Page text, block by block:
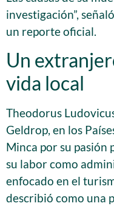
investigación”,
un reporte oficial.
Un
vida local
Theodorus
Geldrop, en los
Minca por su pasión
su labor como
enfocado en el
describió como una